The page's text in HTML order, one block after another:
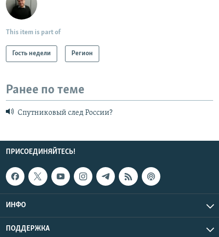
This item is part of
Гость недели Регион
Ранее по теме
Спутниковый след России?
ПРИСОЕДИНЯЙТЕСЬ!
ИНФО
ПОДДЕРЖКА